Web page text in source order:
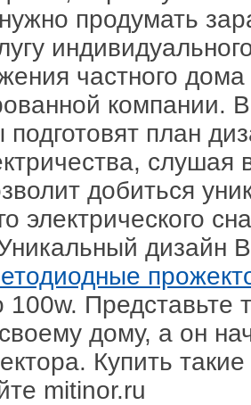
продумать
частного
компании.
подготовят план
добиться
электрического
дизайн
Представьте
дому, а он
Купить
mitinor.ru